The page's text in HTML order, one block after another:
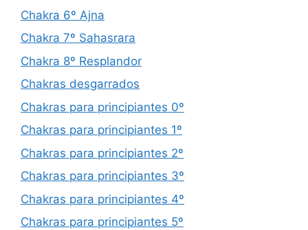
Chakra 6º Ajna
Chakra 7º Sahasrara
Chakra 8º Resplandor
Chakras desgarrados
Chakras para principiantes 0º
Chakras para principiantes 1º
Chakras para principiantes 2º
Chakras para principiantes 3º
Chakras para principiantes 4º
Chakras para principiantes 5º